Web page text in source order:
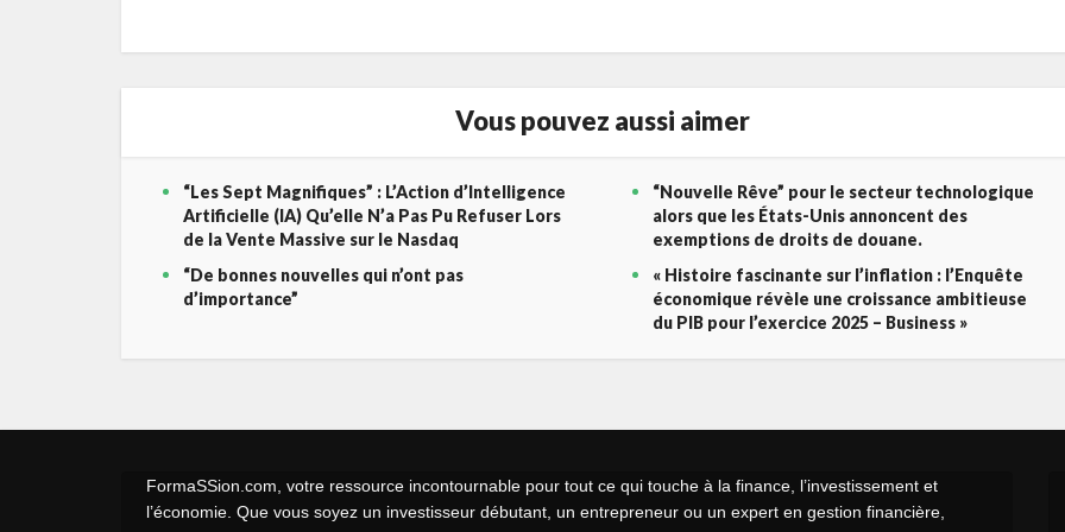
Vous pouvez aussi aimer
“Les Sept Magnifiques” : L’Action d’Intelligence
Artificielle (IA) Qu’elle N’a Pas Pu Refuser Lors
de la Vente Massive sur le Nasdaq
“Nouvelle Rêve” pour le secteur technologique
alors que les États-Unis annoncent des
exemptions de droits de douane.
“De bonnes nouvelles qui n’ont pas
d’importance”
« Histoire fascinante sur l’inflation : l’Enquête
économique révèle une croissance ambitieuse
du PIB pour l’exercice 2025 – Business »
FormaSSion.com, votre ressource incontournable pour tout ce qui touche à la finance, l’investissement et
l’économie. Que vous soyez un investisseur débutant, un entrepreneur ou un expert en gestion financière,